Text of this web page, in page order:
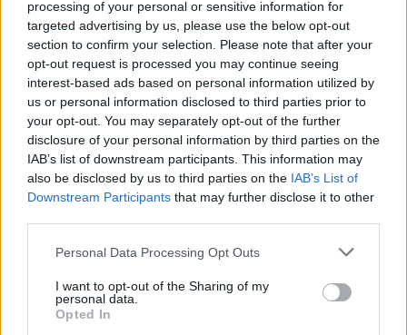
processing of your personal or sensitive information for
targeted advertising by us, please use the below opt-out
section to confirm your selection. Please note that after your
opt-out request is processed you may continue seeing
interest-based ads based on personal information utilized by
us or personal information disclosed to third parties prior to
your opt-out. You may separately opt-out of the further
disclosure of your personal information by third parties on the
IAB’s list of downstream participants. This information may
also be disclosed by us to third parties on the IAB’s List of
Downstream Participants that may further disclose it to other
Please note that this website/app uses one or more Google
not limited to your visit or usage behaviour. You may click to
grant or deny consent to Google and its third-party tags to
use your data for below specified purposes in below Google
Personal Data Processing Opt Outs
I want to opt-out of the Sharing of my
personal data.
Opted In
Governo
Il pellegrinaggio alle tombe dei defunti
accompagna il ponte di Ognissanti a Olbia